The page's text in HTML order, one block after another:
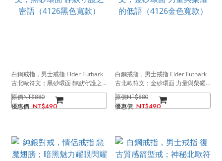
白鋼戒指，男士戒指 Elder Futhark
古北歐符文；黑砂環面 靜默守護之
密語（4126黑色寬款）
NT$880
NT$490
白鋼戒指，男士戒指 Elder Futhark
古北歐符文；金砂環面 力量與榮耀
的低語（4126金色寬款）
NT$880
NT$490